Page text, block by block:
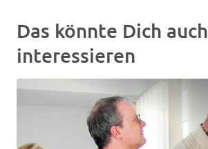
Das könnte Dich auch
interessieren